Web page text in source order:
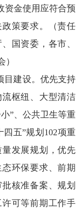
资金使用应符合预
策要求。（责任
国资委，各市、
目建设。优先支持
枢纽、大型清洁
”、公共卫生等重
五”规划102项重
发展规划，优先
环保要求、前期
核准备案、规划
可等前期工作手